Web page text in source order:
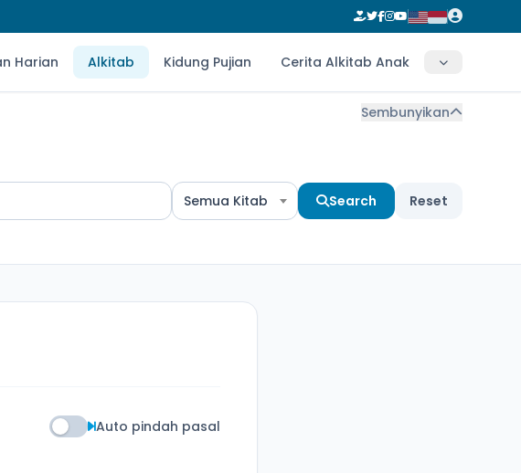
Harian Alkitab Kidung Pujian Cerita Alkitab Anak
Sembunyikan
Semua Kitab Search Reset
Auto pindah pasal